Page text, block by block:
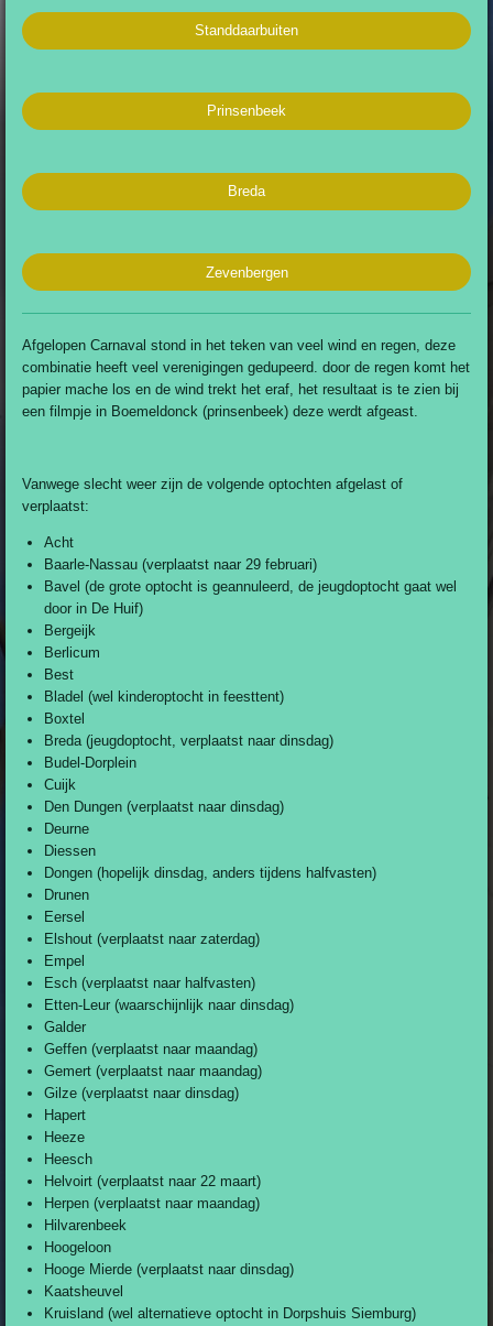
Standdaarbuiten
Prinsenbeek
Breda
Zevenbergen
Afgelopen Carnaval stond in het teken van veel wind en regen, deze
combinatie heeft veel verenigingen gedupeerd. door de regen komt het
papier mache los en de wind trekt het eraf, het resultaat is te zien bij
een filmpje in Boemeldonck (prinsenbeek) deze werdt afgeast.
Vanwege slecht weer zijn de volgende optochten afgelast of
verplaatst:
Acht
Baarle-Nassau (verplaatst naar 29 februari)
Bavel (de grote optocht is geannuleerd, de jeugdoptocht gaat wel
door in De Huif)
Bergeijk
Berlicum
Best
Bladel (wel kinderoptocht in feesttent)
Boxtel
Breda (jeugdoptocht, verplaatst naar dinsdag)
Budel-Dorplein
Cuijk
Den Dungen (verplaatst naar dinsdag)
Deurne
Diessen
Dongen (hopelijk dinsdag, anders tijdens halfvasten)
Drunen
Eersel
Elshout (verplaatst naar zaterdag)
Empel
Esch (verplaatst naar halfvasten)
Etten-Leur (waarschijnlijk naar dinsdag)
Galder
Geffen (verplaatst naar maandag)
Gemert (verplaatst naar maandag)
Gilze (verplaatst naar dinsdag)
Hapert
Heeze
Heesch
Helvoirt (verplaatst naar 22 maart)
Herpen (verplaatst naar maandag)
Hilvarenbeek
Hoogeloon
Hooge Mierde (verplaatst naar dinsdag)
Kaatsheuvel
Kruisland (wel alternatieve optocht in Dorpshuis Siemburg)